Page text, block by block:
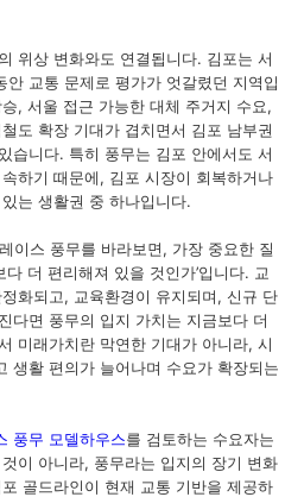
위상 변화와도 연결됩니다. 김포는 서
안 교통 문제로 평가가 엇갈렸던 지역입
, 서울 접근 가능한 대체 주거지 수요,
도 확장 기대가 겹치면서 김포 남부권
습니다. 특히 풍무는 김포 안에서도 서
하기 때문에, 김포 시장이 회복하거나
는 생활권 중 하나입니다.
이스 풍무를 바라보면, 가장 중요한 질
더 편리해져 있을 것인가’입니다. 교
화되고, 교육환경이 유지되며, 신규 단
다면 풍무의 입지 가치는 지금보다 더
미래가치란 막연한 기대가 아니라, 시
생활 편의가 늘어나며 수요가 확장되는
풍무 모델하우스를 검토하는 수요자는
이 아니라, 풍무라는 입지의 장기 변화
골드라인이 현재 교통 기반을 제공하